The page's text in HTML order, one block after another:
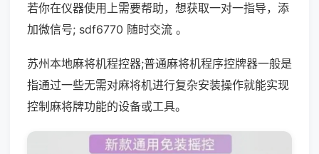
若你在仪器使用上需要帮助，想获取一对一指导，添
加微信号; sdf6770 随时交流 。
苏州本地麻将机程控器;普通麻将机程序控牌器一般是
指通过一些无需对麻将机进行复杂安装操作就能实现
控制麻将牌功能的设备或工具。